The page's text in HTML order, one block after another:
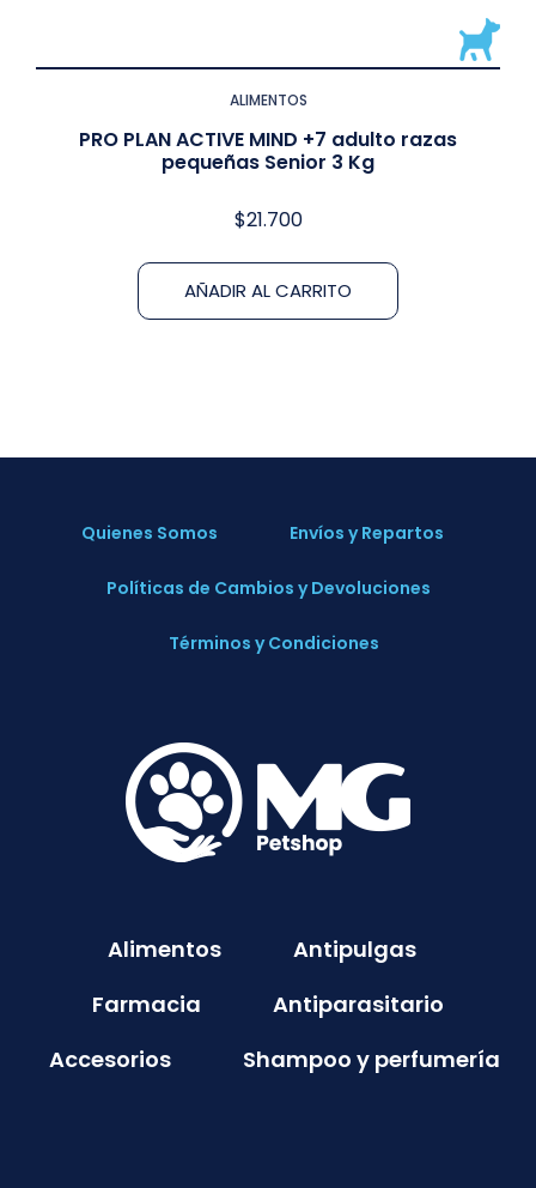
ALIMENTOS
PRO PLAN ACTIVE MIND +7 adulto razas
pequeñas Senior 3 Kg
$21.700
AÑADIR AL CARRITO
Quienes Somos Envíos y Repartos
Políticas de Cambios y Devoluciones
Términos y Condiciones
Alimentos
Antipulgas
Farmacia
Antiparasitario
Accesorios
Shampoo y perfumería